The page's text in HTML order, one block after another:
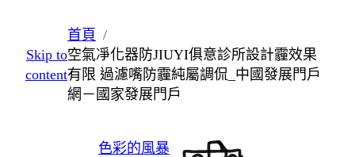
至
主
Skip to
content
首頁
空氣凈化器防JIUYI俱意診所設計霾效果
有限 過濾嘴防霾純屬調侃_中國發展門戶
網－國家發展門戶
色彩的風暴